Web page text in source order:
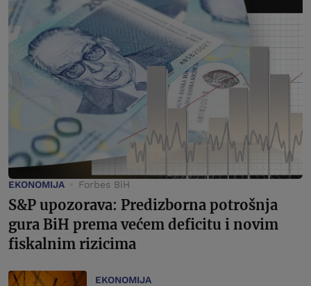
EKONOMIJA Forbes BiH
S&P upozorava: Predizborna potrošnja
gura BiH prema većem deficitu i novim
fiskalnim rizicima
EKONOMIJA